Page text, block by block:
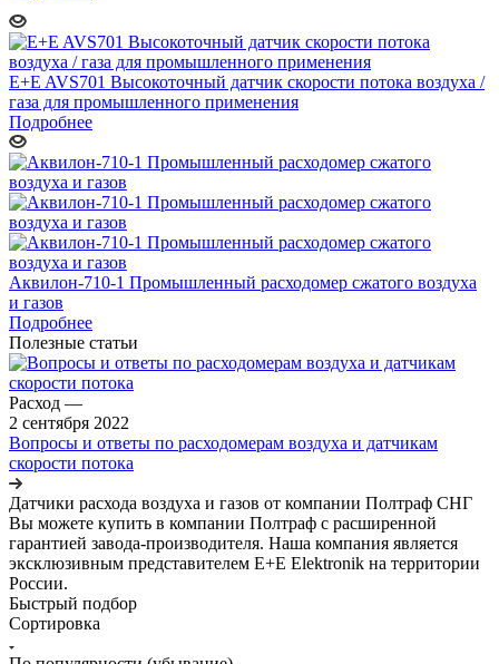
E+E AVS701 Высокоточный датчик скорости потока воздуха /
газа для промышленного применения
Подробнее
Аквилон-710-1 Промышленный расходомер сжатого воздуха
и газов
Подробнее
Полезные статьи
Расход —
2 сентября 2022
Вопросы и ответы по расходомерам воздуха и датчикам
скорости потока
Датчики расхода воздуха и газов от компании Полтраф СНГ
Вы можете купить в компании Полтраф с расширенной
гарантией завода-производителя. Наша компания является
эксклюзивным представителем E+E Elektronik на территории
России.
Быстрый подбор
Сортировка